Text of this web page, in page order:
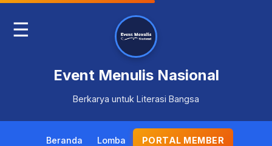
☰
Event Menulis Nasional
Berkarya untuk Literasi Bangsa
Beranda Lomba PORTAL MEMBER